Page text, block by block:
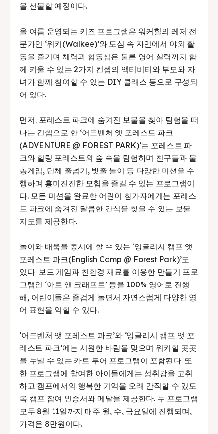
을 선물할 예정이다.
올 여름 운영되는 키즈 프로그램은 워커힐의 레저 전
문가인 ‘워키(Walkee)’와 도심 속 자연에서 야외 활
동을 즐기며 체력과 협동심은 물론 영어 실력까지 함
께 키울 수 있는 2가지 컨셉의 액티비티와 부모와 자
녀가 함께 참여할 수 있는 DIY 클래스 등으로 구성되
어 있다.
먼저, 포레스트 파크에 숨겨진 보물을 찾아 탐험을 떠
나는 컨셉으로 한 ‘어드벤처 앳 포레스트 파크
(ADVENTURE @ FOREST PARK)’는 포레스트 파
크와 힐링 포레스트의 숲 속을 탐험하며 친구들과 물
총게임, 단체 줄넘기, 밧줄 놀이 등 다양한 미션을 수
행하며 흥미진진한 모험을 즐길 수 있는 프로그램이
다. 모든 미션을 완료한 어린이 참가자에게는 포레스
트 파크에 숨겨진 달콤한 간식을 찾을 수 있는 보물
지도를 제공한다.
놀이와 배움을 동시에 할 수 있는 ‘잉글리시 캠프 앳
포레스트 파크(English Camp @ Forest Park)’도
있다. 보드 게임과 친환경 재료를 이용한 만들기 프로
그램인 ‘아트 앤 크래프트’ 등을 100% 영어로 진행
해, 어린이들은 즐겁게 놀면서 자연스럽게 다양한 영
어 표현을 익힐 수 있다.
‘어드벤처 앳 포레스트 파크’와 ‘잉글리시 캠프 앳 포
레스트 파크’에는 시원한 바람을 맞으며 워커힐 곳곳
을 누빌 수 있는 카트 투어 프로그램이 포함된다. 또
한 프로그램에 참여한 아이들에게는 성취감을 고취
하고 캠프에서의 행복한 기억을 오래 간직할 수 있도
록 캠프 참여 인증서와 메달을 제공한다. 두 프로그램
모두 8월 11일까지 매주 월, 수, 금요일에 진행되며,
가격은 8만원이다.